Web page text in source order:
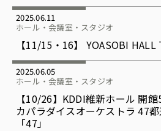
2025.06.11
ホール・会議室・スタジオ
【11/15・16】 YOASOBI
2025.06.05
ホール・会議室・スタジオ
【10/26】KDDI維新ホール 開
カパラダイスオーケストラ 47
「47」